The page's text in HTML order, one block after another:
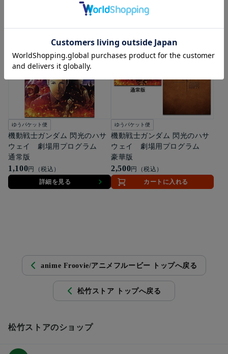
ゆうパケット便
機動戦士ガンダム 閃光のハサ
ウェイ 劇場用プログラム
通常版
1,100円（税込）
詳細を見る
ゆうパケット便
機動戦士ガンダム 閃光のハサ
ウェイ 劇場用プログラム
豪華版
2,500円（税込）
カートに入れる
anime Froovie/アニメフルービー トップへ戻る
松竹ストア トップへ戻る
松竹ストアのショップ